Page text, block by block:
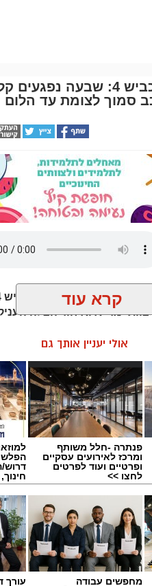
תאונת שרשרת בכביש 4: שבעה
סמוך לצומת עד הלום
מד”א ואיחוד הצלה
קרא עוד
אולי יעניין אותך גם
פנתרה -חלל משותף
ומרכז לאירועים עסקיים
ופרטיים ועוד לפרטים
לחצו >>
מחפשים עבודה
עורך